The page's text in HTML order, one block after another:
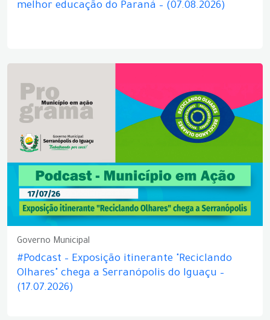
melhor educação do Paraná – (07.08.2026)
Governo Municipal
#Podcast – Exposição itinerante "Reciclando
Olhares" chega a Serranópolis do Iguaçu –
(17.07.2026)